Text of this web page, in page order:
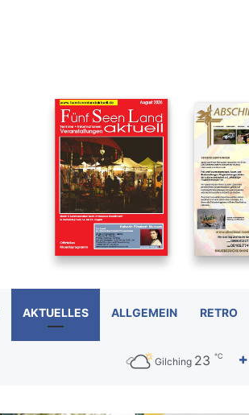
AKTUELLES ALLGEMEIN RETRO
Gilching 23 ℃